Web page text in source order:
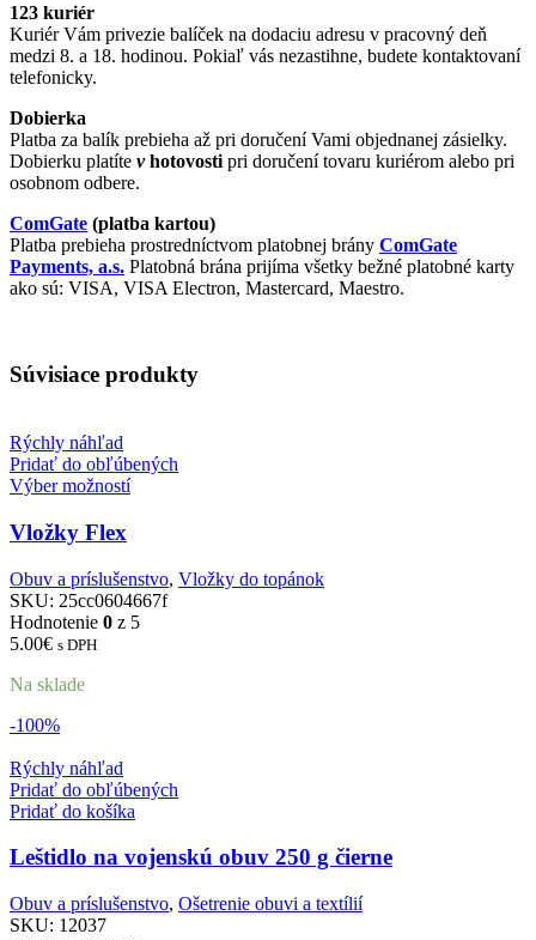
123 kuriér
Kuriér Vám privezie balíček na dodaciu adresu v pracovný deň
medzi 8. a 18. hodinou. Pokiaľ vás nezastihne, budete kontaktovaní
telefonicky.
Dobierka
Platba za balík prebieha až pri doručení Vami objednanej zásielky.
Dobierku platíte vhotovosti pri doručení tovaru kuriérom alebo pri
osobnom odbere.
ComGate (platba kartou)
Platba prebieha prostredníctvom platobnej brány ComGate
Payments, a.s. Platobná brána prijíma všetky bežné platobné karty
ako sú: VISA, VISA Electron, Mastercard, Maestro.
Súvisiace produkty
Rýchly náhľad
Pridať do obľúbených
Výber možností
Vložky Flex
Obuv a príslušenstvo, Vložky do topánok
SKU: 25cc0604667f
Hodnotenie 0 z 5
5.00€ s DPH
Na sklade
-100%
Rýchly náhľad
Pridať do obľúbených
Pridať do košíka
Leštidlo na vojenskú obuv 250 g čierne
Obuv a príslušenstvo, Ošetrenie obuvi a textílií
SKU: 12037